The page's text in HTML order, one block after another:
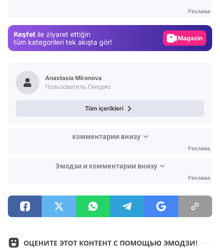
Реклама
Keşfet ile ziyaret ettiğin
tüm kategorileri tek akışta gör!
Magazin
Anastasia Mironova
Пользователь Онедио
Tüm içerikleri
комментарии внизу
Реклама
Эмодзи и комментарии внизу
Реклама
ОЦЕНИТЕ ЭТОТ КОНТЕНТ С ПОМОЩЬЮ ЭМОДЗИ!